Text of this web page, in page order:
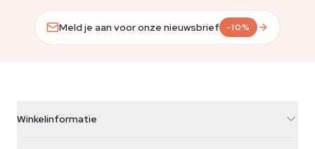
Meld je aan voor onze nieuwsbrief -10%
Winkelinformatie